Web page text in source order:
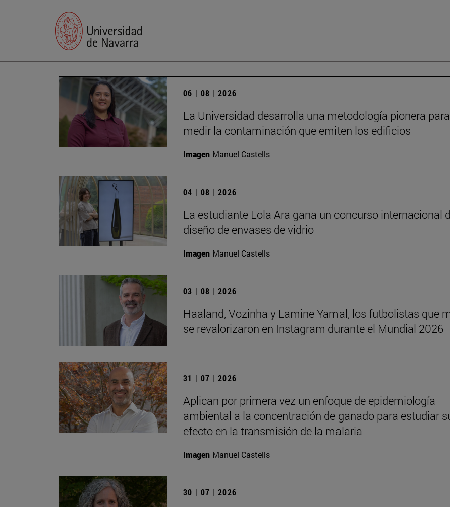
06 | 08 | 2026
La Universidad desarrolla una metodología pionera para
medir la contaminación que emiten los edificios
Imagen Manuel Castells
04 | 08 | 2026
La estudiante Lola Ara gana un concurso internacional
diseño de envases de vidrio
Imagen Manuel Castells
03 | 08 | 2026
Haaland, Vozinha y Lamine Yamal, los futbolistas que
se revalorizaron en Instagram durante el Mundial 2026
31 | 07 | 2026
Aplican por primera vez un enfoque de epidemiología
ambiental a la concentración de ganado para estudiar
efecto en la transmisión de la malaria
Imagen Manuel Castells
30 | 07 | 2026